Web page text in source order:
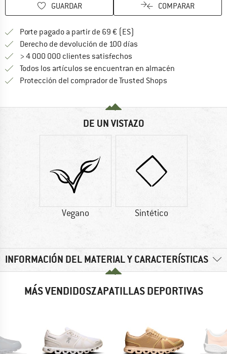
GUARDAR COMPARAR
Porte pagado a partir de 69 € (ES)
Derecho de devolución de 100 días
> 4 000 000 clientes satisfechos
Todos los artículos se encuentran en almacén
Protección del comprador de Trusted Shops
DE UN VISTAZO
Vegano Sintético
INFORMACIÓN DEL MATERIAL Y CARACTERÍSTICAS
MÁS VENDIDOSZAPATILLAS DEPORTIVAS